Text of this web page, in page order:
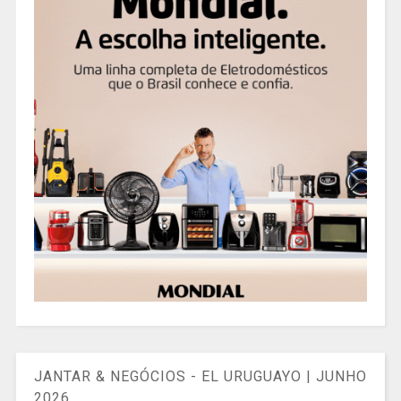
JANTAR & NEGÓCIOS - EL URUGUAYO | JUNHO